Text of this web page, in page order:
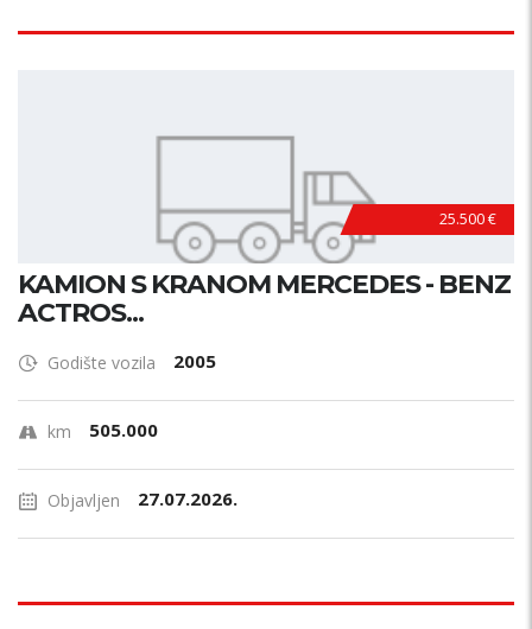
25.500 €
KAMION S KRANOM MERCEDES - BENZ
ACTROS...
Godište vozila 2005
km 505.000
Objavljen 27.07.2026.